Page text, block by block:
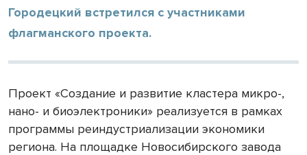
Городецкий встретился с участниками
флагманского проекта.
Проект «Создание и развитие кластера микро-,
нано- и биоэлектроники» реализуется в рамках
программы реиндустриализации экономики
региона. На площадке Новосибирского завода